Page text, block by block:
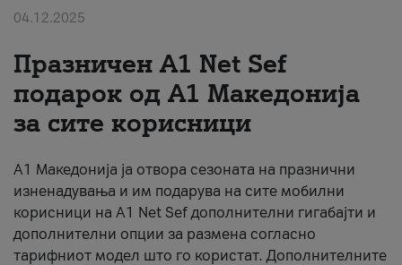
Надополни кредит
За нас
#ПодобарОнлајн
04.12.2025
Празничен A1 Net Sеf
подарок од А1 Македонија
за сите корисници
А1 Македонија ја отвора сезоната на празнични
изненадувања и им подарува на сите мобилни
корисници на A1 Net Sef дополнителни гигабајти и
дополнителни опции за размена согласно
тарифниот модел што го користат. Дополнителните